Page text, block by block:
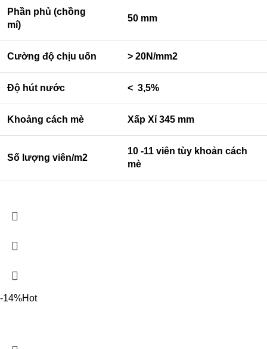
Phần phủ (chồng
mí)
50 mm
Cường độ chịu uốn > 20N/mm2
Độ hút nước < 3,5%
Khoảng cách mè Xấp Xỉ 345 mm
Số lượng viên/m2
10 -11 viên tùy khoản cách
mè
-14%Hot